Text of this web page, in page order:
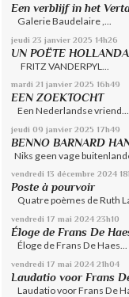
Een verblijf in het
Galerie Baudelaire ,...
jeudi 23 janvier 2025 14h26
UN POËTE
FRITZ VANDERPYL...
mardi 21 janvier 2025 16h49
EEN ZOEKTOCHT
Een Nederlandse vriend...
jeudi 09 janvier 2025 17h49
BENNO BARNARD
Niks geen vage
vendredi 13 décembre 2024
Poste à pourvoir
Quatre poèmes de Ruth
vendredi 17 mai 2024 23h10
Éloge de Frans De
Éloge de Frans De Haes...
vendredi 17 mai 2024 21h04
Laudatio voor Frans
Laudatio voor Frans De